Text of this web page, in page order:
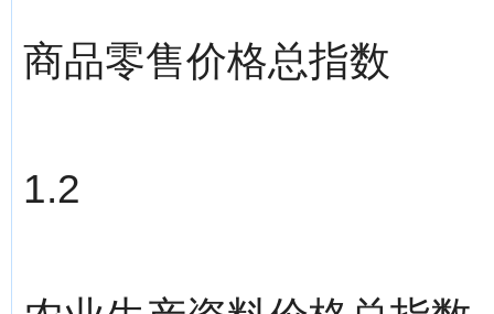
商品零售价格总指数
1.2